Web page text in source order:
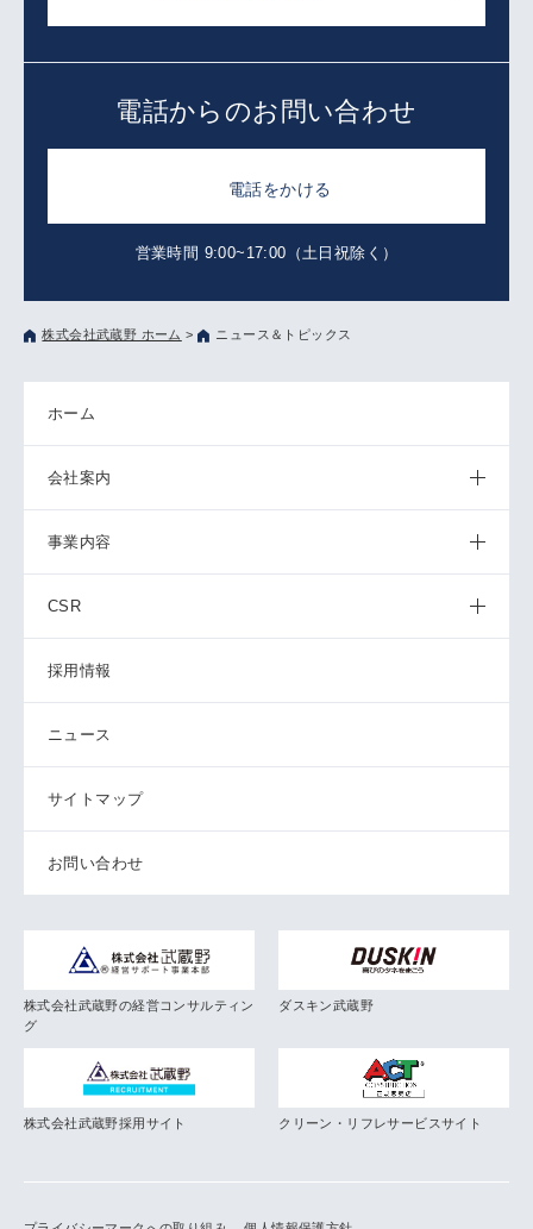
電話からのお問い合わせ
電話をかける
営業時間 9:00~17:00（土日祝除く）
株式会社武蔵野 ホーム > ニュース＆トピックス
ホーム
会社案内
事業内容
CSR
採用情報
ニュース
サイトマップ
お問い合わせ
株式会社武蔵野の経営コンサルティン
グ
ダスキン武蔵野
株式会社武蔵野採用サイト クリーン・リフレサービスサイト